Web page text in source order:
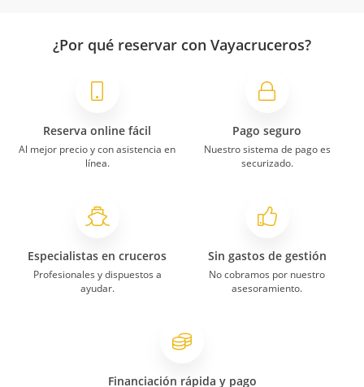
¿Por qué reservar con Vayacruceros?
Reserva online fácil
Al mejor precio y con asistencia en
línea.
Pago seguro
Nuestro sistema de pago es
securizado.
Especialistas en cruceros
Profesionales y dispuestos a
ayudar.
Sin gastos de gestión
No cobramos por nuestro
asesoramiento.
Financiación rápida y pago